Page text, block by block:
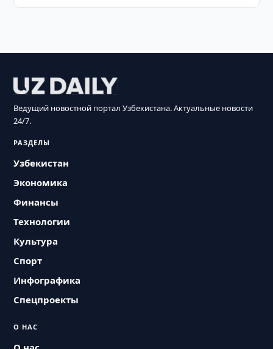
Ведущий новостной портал Узбекистана. Актуальные новости
24/7.
РАЗДЕЛЫ
Узбекистан
Экономика
Финансы
Технологии
Культура
Спорт
Инфографика
Спецпроекты
О НАС